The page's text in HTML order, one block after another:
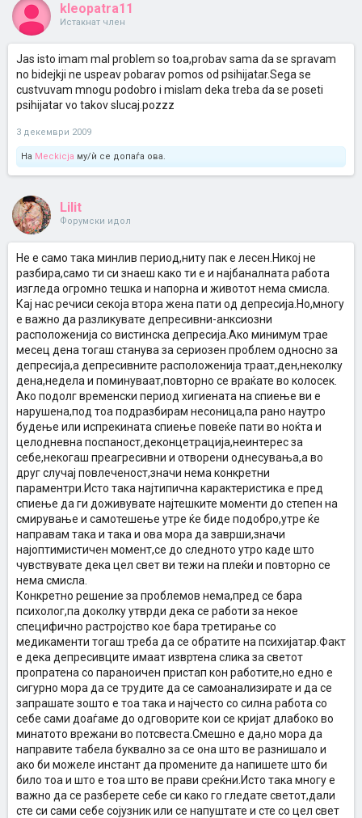
kleopatra11
Истакнат член
Jas isto imam mal problem so toa,probav sama da se spravam
no bidejkji ne uspeav pobarav pomos od psihijatar.Sega se
custvuvam mnogu podobro i mislam deka treba da se poseti
psihijatar vo takov slucaj.pozzz
3 декември 2009
На Meckicja му/ѝ се допаѓа ова.
Lilit
Форумски идол
Не е само така минлив период,ниту пак е лесен.Никој не
разбира,само ти си знаеш како ти е и најбаналната работа
изгледа огромно тешка и напорна и животот нема смисла.
Кај нас речиси секоја втора жена пати од депресија.Но,многу
е важно да разликувате депресивни-анксиозни
расположенија со вистинска депресија.Ако минимум трае
месец дена тогаш станува за сериозен проблем односно за
депресија,а депресивните расположенија траат,ден,неколку
дена,недела и поминуваат,повторно се враќате во колосек.
Ако подолг временски период хигиената на спиење ви е
нарушена,под тоа подразбирам несоница,па рано наутро
будење или испрекината спиење повеќе пати во ноќта и
целодневна поспаност,деконцетрација,неинтерес за
себе,некогаш преагресивни и отворени однесувања,а во
друг случај повлеченост,значи нема конкретни
параментри.Исто така најтипична карактеристика е пред
спиење да ги доживувате најтешките моменти до степен на
смирување и самотешење утре ќе биде подобро,утре ќе
направам така и така и ова мора да заврши,значи
најоптимистичен момент,се до следното утро каде што
чувствувате дека цел свет ви тежи на плеќи и повторно се
нема смисла.
Конкретно решение за проблемов нема,пред се бара
психолог,па доколку утврди дека се работи за некое
специфично растројство кое бара третирање со
медикаменти тогаш треба да се обратите на психијатар.Факт
е дека депресивците имаат извртена слика за светот
пропратена со параноичен пристап кон работите,но едно е
сигурно мора да се трудите да се самоанализирате и да се
запрашате зошто е тоа така и најчесто со силна работа со
себе сами доаѓаме до одговорите кои се кријат длабоко во
минатото врежани во потсвеста.Смешно е да,но мора да
направите табела буквално за се она што ве разнишало и
ако би можеле инстант да промените да напишете што би
било тоа и што е тоа што ве прави среќни.Исто така многу е
важно да се разберете себе си како го гледате светот,дали
сте си сами себе сојузник или се напуштате и сте со цел свет